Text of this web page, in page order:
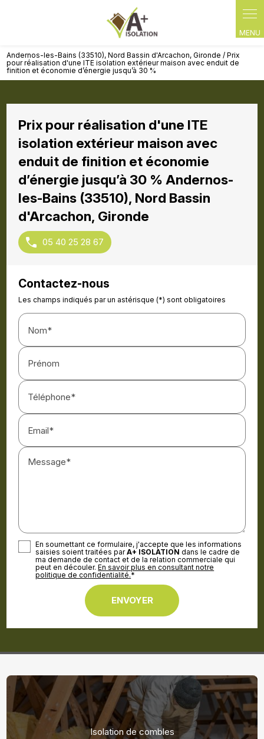
Andernos-les-Bains (33510), Nord Bassin d'Arcachon, Gironde / Prix
pour réalisation d'une ITE isolation extérieur maison avec enduit de
finition et économie d’énergie jusqu’à 30 %
Prix pour réalisation d'une ITE
isolation extérieur maison avec
enduit de finition et économie
d’énergie jusqu’à 30 % Andernos-
les-Bains (33510), Nord Bassin
d'Arcachon, Gironde
05 40 25 28 67
Contactez-nous
Les champs indiqués par un astérisque (*) sont obligatoires
Nom*
Prénom
Téléphone*
Email*
Message*
En soumettant ce formulaire, j'accepte que les informations
saisies soient traitées parA+ ISOLATION dans le cadre de
ma demande de contact et de la relation commerciale qui
peut en découler.En savoir plus en consultant notre
politique de confidentialité.*
Isolation de combles